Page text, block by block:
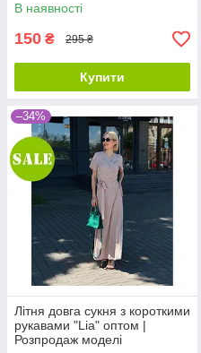
В наявності
150 ₴ 295 ₴
Купити
–34%
Літня довга сукня з короткими
рукавами "Lia" оптом |
Розпродаж моделі